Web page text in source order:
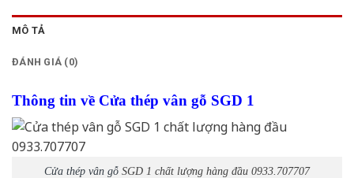
MÔ TẢ
ĐÁNH GIÁ (0)
Thông tin về Cửa thép vân gỗ SGD 1
Cửa thép vân gỗ SGD 1 chất lượng hàng đầu 0933.707707